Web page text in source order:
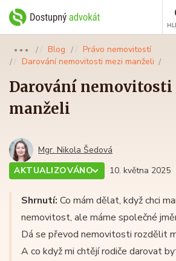
●●● Blog
Právo nemovitostí
Darování nemovitosti mezi manželi
Darování nemovitosti
manželi
Mgr. Nikola Šedová
AKTUALIZOVÁNO
10. května 2025
Shrnutí: Co mám dělat, když chci
nemovitost, ale máme společné
Dá se převod nemovitosti rozdělit
A co když mi chtějí rodiče darovat